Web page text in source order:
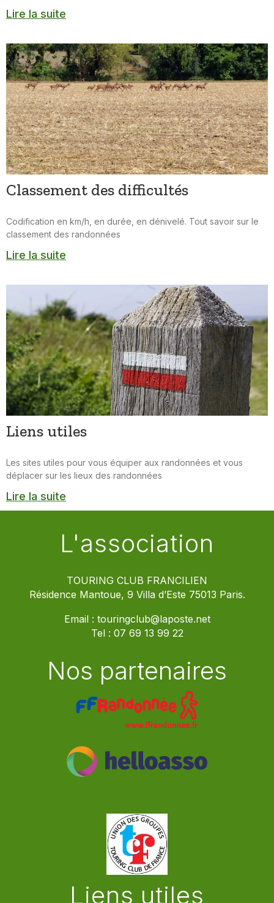
Lire la suite
Classement des difficultés
Codification en km/h, en durée, en dénivelé. Tout savoir sur le
classement des randonnées
Lire la suite
Liens utiles
Les sites utiles pour vous équiper aux randonnées et vous
déplacer sur les lieux des randonnées
Lire la suite
L'association
TOURING CLUB FRANCILIEN
Résidence Mantoue, 9 Villa d’Este 75013 Paris.
Email : touringclub@laposte.net
Tel : 07 69 13 99 22
Nos partenaires
Liens utiles